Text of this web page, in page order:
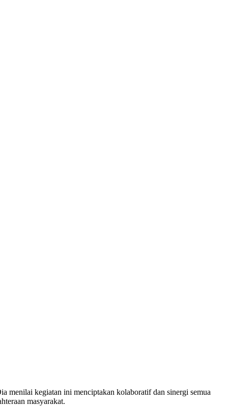
menilai kegiatan ini menciptakan kolaboratif dan sinergi semua
masyarakat.